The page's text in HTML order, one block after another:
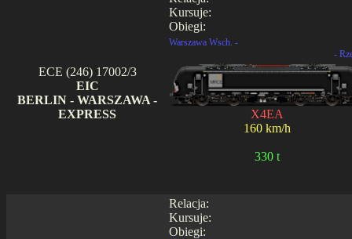
Kursuje:
Obiegi:
ECE (246) 17002/3
EIC
BERLIN - WARSZAWA -
EXPRESS
Warszawa Wsch. -
-
X4EA
160 km/h
330 t
Relacja:
Kursuje:
Obiegi: